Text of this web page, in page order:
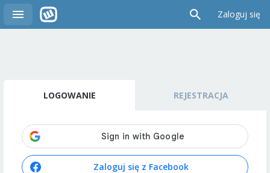
Zaloguj się
LOGOWANIE REJESTRACJA
Zaloguj się z Facebook